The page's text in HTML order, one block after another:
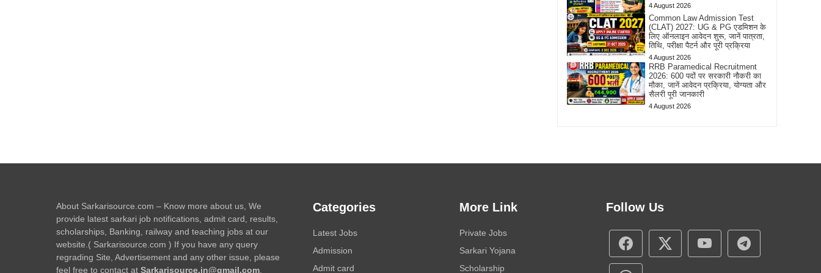
4 August 2026
Common Law Admission Test
(CLAT) 2027: UG & PG एडमिशन के
लिए ऑनलाइन आवेदन शुरू, जानें पात्रता,
तिथि, परीक्षा पैटर्न और पूरी प्रक्रिया
4 August 2026
RRB Paramedical Recruitment
2026: 600 पदों पर सरकारी नौकरी का
मौका, जानें आवेदन प्रक्रिया, योग्यता और
सैलरी पूरी जानकारी
4 August 2026
About Sarkarisource.com – Know more about us, We
provide latest sarkari job notifications, admit card, results,
scholarships, Banking, railway and teaching jobs at our
website.( Sarkarisource.com ) If you have any query
regrading Site, Advertisement and any other issue, please
feel free to contact at Sarkarisource.in@gmail.com
Categories
Latest Jobs
Admission
Admit card
More Link
Private Jobs
Sarkari Yojana
Scholarship
Follow Us